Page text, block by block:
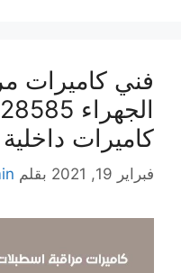
فني كاميرات
كاميرات
فبراير 19, 2021 بقلم